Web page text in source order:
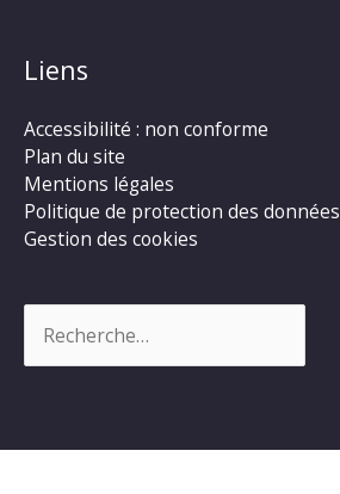
Liens
Accessibilité : non conforme
Plan du site
Mentions légales
Politique de protection des données
Gestion des cookies